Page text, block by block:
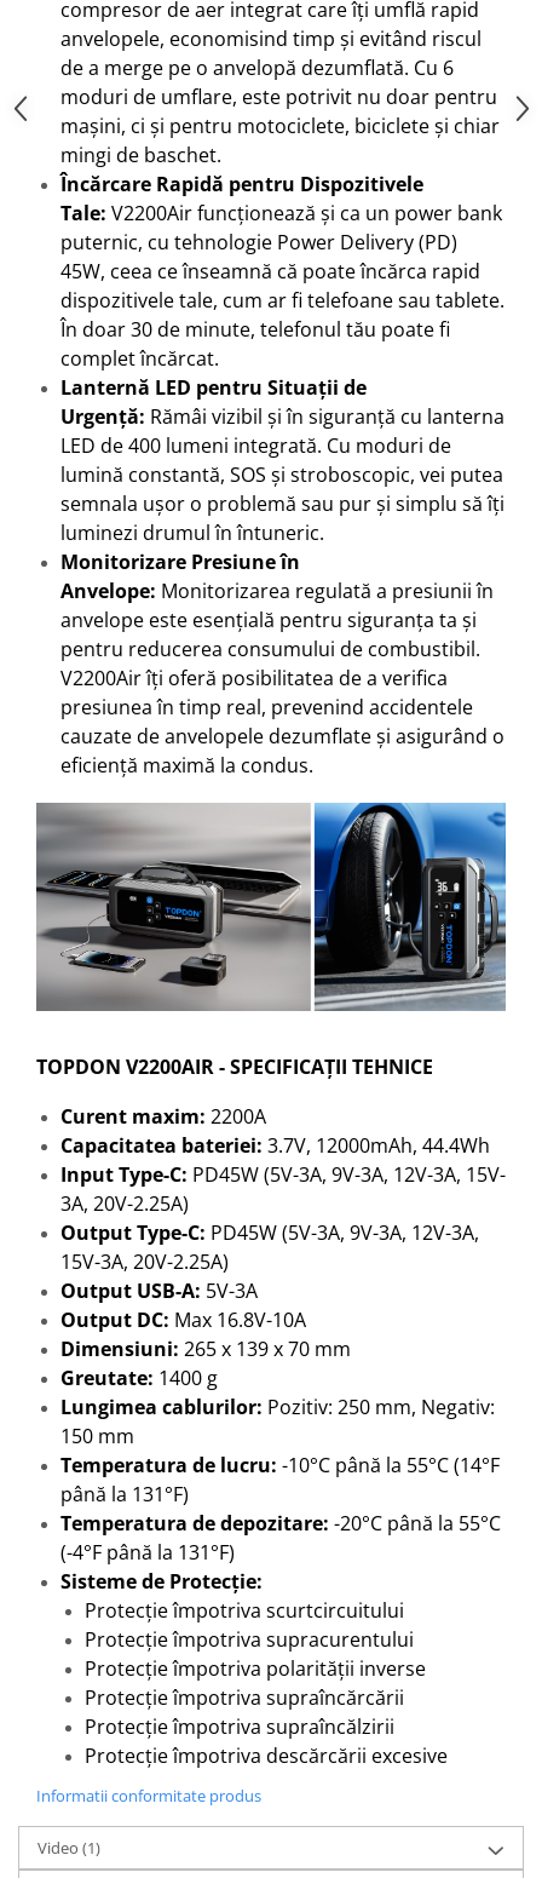
compresor de aer integrat care îți umflă rapid
anvelopele, economisind timp și evitând riscul
de a merge pe o anvelopă dezumflată. Cu 6
moduri de umflare, este potrivit nu doar pentru
mașini, ci și pentru motociclete, biciclete și chiar
mingi de baschet.
Încărcare Rapidă pentru Dispozitivele
Tale: V2200Air funcționează și ca un power bank
puternic, cu tehnologie Power Delivery (PD)
45W, ceea ce înseamnă că poate încărca rapid
dispozitivele tale, cum ar fi telefoane sau tablete.
În doar 30 de minute, telefonul tău poate fi
complet încărcat.
Lanternă LED pentru Situații de
Urgență: Rămâi vizibil și în siguranță cu lanterna
LED de 400 lumeni integrată. Cu moduri de
lumină constantă, SOS și stroboscopic, vei putea
semnala ușor o problemă sau pur și simplu să îți
luminezi drumul în întuneric.
Monitorizare Presiune în
Anvelope: Monitorizarea regulată a presiunii în
anvelope este esențială pentru siguranța ta și
pentru reducerea consumului de combustibil.
V2200Air îți oferă posibilitatea de a verifica
presiunea în timp real, prevenind accidentele
cauzate de anvelopele dezumflate și asigurând o
eficiență maximă la condus.
TOPDON V2200AIR - SPECIFICAȚII TEHNICE
Curent maxim: 2200A
Capacitatea bateriei: 3.7V, 12000mAh, 44.4Wh
Input Type-C: PD45W (5V-3A, 9V-3A, 12V-3A, 15V-
3A, 20V-2.25A)
Output Type-C: PD45W (5V-3A, 9V-3A, 12V-3A,
15V-3A, 20V-2.25A)
Output USB-A: 5V-3A
Output DC: Max 16.8V-10A
Dimensiuni: 265 x 139 x 70 mm
Greutate: 1400 g
Lungimea cablurilor: Pozitiv: 250 mm, Negativ:
150 mm
Temperatura de lucru: -10°C până la 55°C (14°F
până la 131°F)
Temperatura de depozitare: -20°C până la 55°C
(-4°F până la 131°F)
Sisteme de Protecție:
Protecție împotriva scurtcircuitului
Protecție împotriva supracurentului
Protecție împotriva polarității inverse
Protecție împotriva supraîncărcării
Protecție împotriva supraîncălzirii
Protecție împotriva descărcării excesive
Informatii conformitate produs
Video (1)